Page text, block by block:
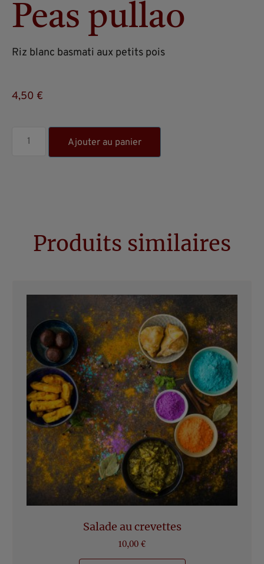
Peas pullao
Riz blanc basmati aux petits pois
4,50 €
Ajouter au panier
Produits similaires
Salade au crevettes
10,00 €